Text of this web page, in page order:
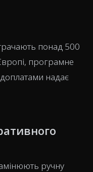
понад 500
програмне
надає
ручну